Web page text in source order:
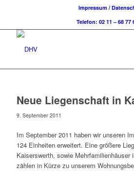
Impressum /
Telefon: 02 11 – 68 77
Neue Liegenschaft in
9. September 2011
Im September 2011 haben wir unseren
124 Einheiten erweitert. Eine größere
Kaiserswerth, sowie Mehrfamilienhäuser
zählen in Kürze zu unserem